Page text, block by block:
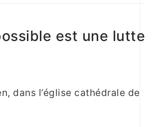
est une lutte
dans l’église cathédrale de